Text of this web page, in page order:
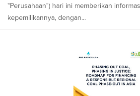
"Perusahaan") hari ini memberikan
kepemilikannya, dengan...